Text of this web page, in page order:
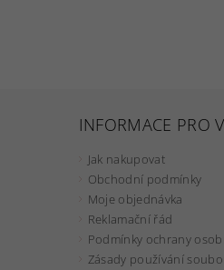
INFORMACE PRO
Jak nakupovat
Obchodní podmínky
Moje objednávka
Reklamační řád
Podmínky ochrany
Zásady používání